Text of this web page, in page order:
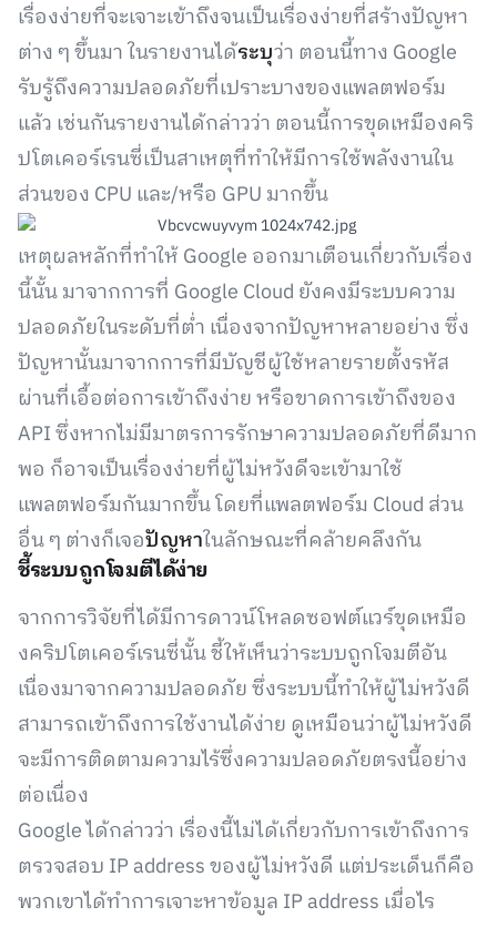
เรื่องง่ายที่จะเจาะเข้าถึงจนเป็นเรื่องง่ายที่สร้างปัญหา
ต่าง ๆ ขึ้นมา ในรายงานได้ระบุว่า ตอนนี้ทาง Google
รับรู้ถึงความปลอดภัยที่เปราะบางของแพลตฟอร์ม
แล้ว เช่นกันรายงานได้กล่าวว่า ตอนนี้การขุดเหมืองคริ
ปโตเคอร์เรนซี่เป็นสาเหตุที่ทำให้มีการใช้พลังงานใน
ส่วนของ CPU และ/หรือ GPU มากขึ้น
เหตุผลหลักที่ทำให้ Google ออกมาเตือนเกี่ยวกับเรื่อง
นี้นั้น มาจากการที่ Google Cloud ยังคงมีระบบความ
ปลอดภัยในระดับที่ต่ำ เนื่องจากปัญหาหลายอย่าง ซึ่ง
ปัญหานั้นมาจากการที่มีบัญชีผู้ใช้หลายรายตั้งรหัส
ผ่านที่เอื้อต่อการเข้าถึงง่าย หรือขาดการเข้าถึงของ
API ซึ่งหากไม่มีมาตรการรักษาความปลอดภัยที่ดีมาก
พอ ก็อาจเป็นเรื่องง่ายที่ผู้ไม่หวังดีจะเข้ามาใช้
แพลตฟอร์มกันมากขึ้น โดยที่แพลตฟอร์ม Cloud ส่วน
อื่น ๆ ต่างก็เจอปัญหาในลักษณะที่คล้ายคลึงกัน
ชี้ระบบถูกโจมตีได้ง่าย
จากการวิจัยที่ได้มีการดาวน์โหลดซอฟต์แวร์ขุดเหมือ
งคริปโตเคอร์เรนซี่นั้น ชี้ให้เห็นว่าระบบถูกโจมตีอัน
เนื่องมาจากความปลอดภัย ซึ่งระบบนี้ทำให้ผู้ไม่หวังดี
สามารถเข้าถึงการใช้งานได้ง่าย ดูเหมือนว่าผู้ไม่หวังดี
จะมีการติดตามความไร้ซึ่งความปลอดภัยตรงนี้อย่าง
ต่อเนื่อง
Google ได้กล่าวว่า เรื่องนี้ไม่ได้เกี่ยวกับการเข้าถึงการ
ตรวจสอบ IP address ของผู้ไม่หวังดี แต่ประเด็นก็คือ
พวกเขาได้ทำการเจาะหาข้อมูล IP address เมื่อไร